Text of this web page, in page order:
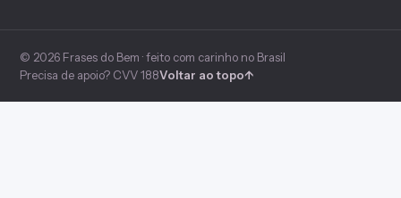
© 2026 Frases do Bem · feito com carinho no Brasil
Precisa de apoio? CVV 188Voltar ao topo↑